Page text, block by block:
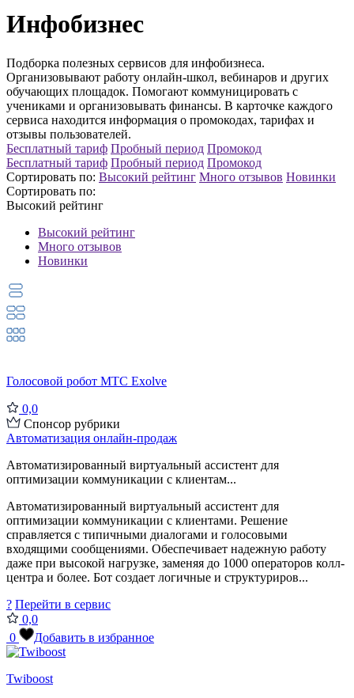
Инфобизнес
Подборка полезных сервисов для инфобизнеса.
Организовывают работу онлайн-школ, вебинаров и других
обучающих площадок. Помогают коммуницировать с
учениками и организовывать финансы. В карточке каждого
сервиса находится информация о промокодах, тарифах и
отзывы пользователей.
Бесплатный тариф Пробный период Промокод
Бесплатный тариф Пробный период Промокод
Сортировать по: Высокий рейтинг Много отзывов Новинки
Сортировать по:
Высокий рейтинг
Высокий рейтинг
Много отзывов
Новинки
Голосовой робот МТС Exolve
0,0
Спонсор рубрики
Автоматизация онлайн-продаж
Автоматизированный виртуальный ассистент для
оптимизации коммуникации с клиентам...
Автоматизированный виртуальный ассистент для
оптимизации коммуникации с клиентами. Решение
справляется с типичными диалогами и голосовыми
входящими сообщениями. Обеспечивает надежную работу
даже при высокой нагрузке, заменяя до 1000 операторов колл-
центра и более. Бот создает логичные и структуриров...
? Перейти в сервис
0,0
0
Добавить в избранное
Twiboost